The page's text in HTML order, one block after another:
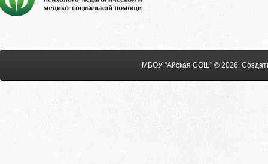
МБОУ "Айская СОШ" © 2026.